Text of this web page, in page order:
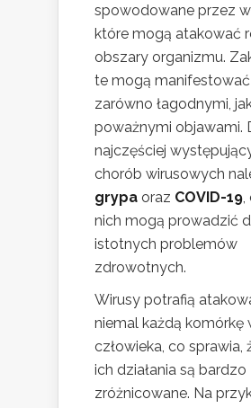
spowodowane przez
które mogą atakować
obszary organizmu.
te mogą manifestować
zarówno łagodnymi,
poważnymi objawami.
najczęściej
chorób wirusowych
grypa oraz COVID-19
nich mogą prowadzić
istotnych problemów
zdrowotnych.
Wirusy potrafią
niemal każdą komórkę
człowieka, co sprawia,
ich działania są bardzo
zróżnicowane. Na